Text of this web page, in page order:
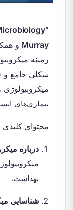
“Basic Medical Microbiology”
Murray و
زمینه
شکلی جامع و
بیماری‌های
محتوای
درباره
بهداشت.
شناسایی